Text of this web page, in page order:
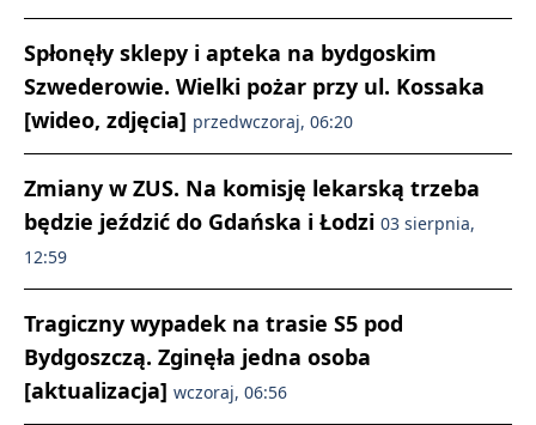
Spłonęły sklepy i apteka na bydgoskim
Szwederowie. Wielki pożar przy ul. Kossaka
[wideo, zdjęcia] przedwczoraj, 06:20
Zmiany w ZUS. Na komisję lekarską trzeba
będzie jeździć do Gdańska i Łodzi 03 sierpnia,
12:59
Tragiczny wypadek na trasie S5 pod
Bydgoszczą. Zginęła jedna osoba
[aktualizacja] wczoraj, 06:56